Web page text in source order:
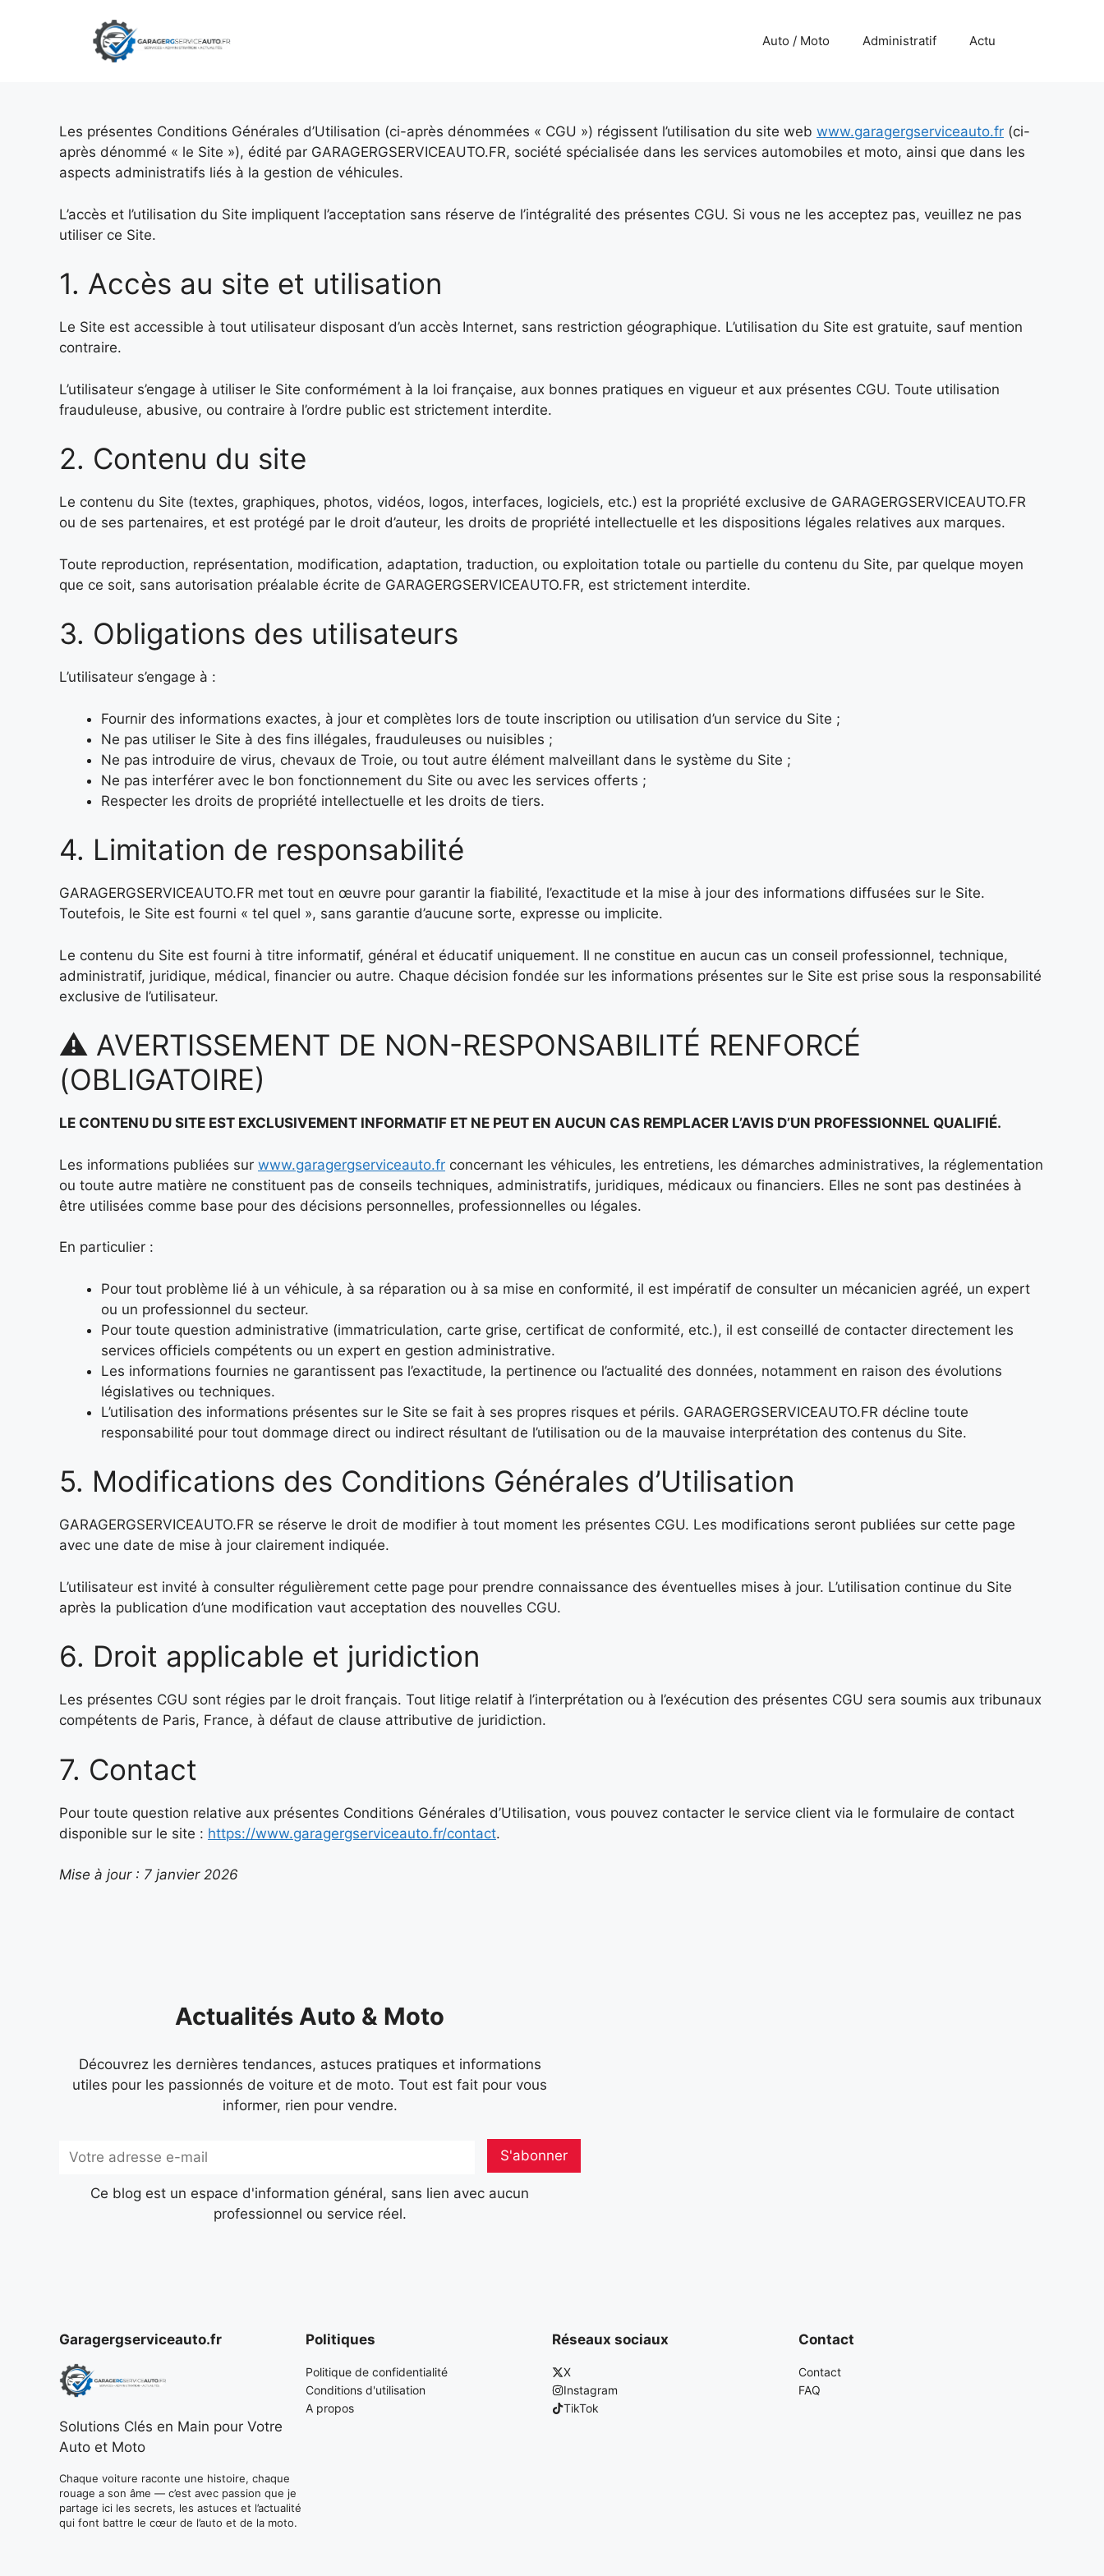
Auto / Moto Administratif Actu
Les présentes Conditions Générales d’Utilisation (ci-après dénommées « CGU ») régissent l’utilisation du site web www.garagergserviceauto.fr (ci-
après dénommé « le Site »), édité par GARAGERGSERVICEAUTO.FR, société spécialisée dans les services automobiles et moto, ainsi que dans les
aspects administratifs liés à la gestion de véhicules.
L’accès et l’utilisation du Site impliquent l’acceptation sans réserve de l’intégralité des présentes CGU. Si vous ne les acceptez pas, veuillez ne pas
utiliser ce Site.
1. Accès au site et utilisation
Le Site est accessible à tout utilisateur disposant d’un accès Internet, sans restriction géographique. L’utilisation du Site est gratuite, sauf mention
contraire.
L’utilisateur s’engage à utiliser le Site conformément à la loi française, aux bonnes pratiques en vigueur et aux présentes CGU. Toute utilisation
frauduleuse, abusive, ou contraire à l’ordre public est strictement interdite.
2. Contenu du site
Le contenu du Site (textes, graphiques, photos, vidéos, logos, interfaces, logiciels, etc.) est la propriété exclusive de GARAGERGSERVICEAUTO.FR
ou de ses partenaires, et est protégé par le droit d’auteur, les droits de propriété intellectuelle et les dispositions légales relatives aux marques.
Toute reproduction, représentation, modification, adaptation, traduction, ou exploitation totale ou partielle du contenu du Site, par quelque moyen
que ce soit, sans autorisation préalable écrite de GARAGERGSERVICEAUTO.FR, est strictement interdite.
3. Obligations des utilisateurs
L’utilisateur s’engage à :
Fournir des informations exactes, à jour et complètes lors de toute inscription ou utilisation d’un service du Site ;
Ne pas utiliser le Site à des fins illégales, frauduleuses ou nuisibles ;
Ne pas introduire de virus, chevaux de Troie, ou tout autre élément malveillant dans le système du Site ;
Ne pas interférer avec le bon fonctionnement du Site ou avec les services offerts ;
Respecter les droits de propriété intellectuelle et les droits de tiers.
4. Limitation de responsabilité
GARAGERGSERVICEAUTO.FR met tout en œuvre pour garantir la fiabilité, l’exactitude et la mise à jour des informations diffusées sur le Site.
Toutefois, le Site est fourni « tel quel », sans garantie d’aucune sorte, expresse ou implicite.
Le contenu du Site est fourni à titre informatif, général et éducatif uniquement. Il ne constitue en aucun cas un conseil professionnel, technique,
administratif, juridique, médical, financier ou autre. Chaque décision fondée sur les informations présentes sur le Site est prise sous la responsabilité
exclusive de l’utilisateur.
⚠️ AVERTISSEMENT DE NON-RESPONSABILITÉ RENFORCÉ
(OBLIGATOIRE)
LE CONTENU DU SITE EST EXCLUSIVEMENT INFORMATIF ET NE PEUT EN AUCUN CAS REMPLACER L’AVIS D’UN PROFESSIONNEL QUALIFIÉ.
Les informations publiées sur www.garagergserviceauto.fr concernant les véhicules, les entretiens, les démarches administratives, la réglementation
ou toute autre matière ne constituent pas de conseils techniques, administratifs, juridiques, médicaux ou financiers. Elles ne sont pas destinées à
être utilisées comme base pour des décisions personnelles, professionnelles ou légales.
En particulier :
Pour tout problème lié à un véhicule, à sa réparation ou à sa mise en conformité, il est impératif de consulter un mécanicien agréé, un expert
ou un professionnel du secteur.
Pour toute question administrative (immatriculation, carte grise, certificat de conformité, etc.), il est conseillé de contacter directement les
services officiels compétents ou un expert en gestion administrative.
Les informations fournies ne garantissent pas l’exactitude, la pertinence ou l’actualité des données, notamment en raison des évolutions
législatives ou techniques.
L’utilisation des informations présentes sur le Site se fait à ses propres risques et périls. GARAGERGSERVICEAUTO.FR décline toute
responsabilité pour tout dommage direct ou indirect résultant de l’utilisation ou de la mauvaise interprétation des contenus du Site.
5. Modifications des Conditions Générales d’Utilisation
GARAGERGSERVICEAUTO.FR se réserve le droit de modifier à tout moment les présentes CGU. Les modifications seront publiées sur cette page
avec une date de mise à jour clairement indiquée.
L’utilisateur est invité à consulter régulièrement cette page pour prendre connaissance des éventuelles mises à jour. L’utilisation continue du Site
après la publication d’une modification vaut acceptation des nouvelles CGU.
6. Droit applicable et juridiction
Les présentes CGU sont régies par le droit français. Tout litige relatif à l’interprétation ou à l’exécution des présentes CGU sera soumis aux tribunaux
compétents de Paris, France, à défaut de clause attributive de juridiction.
7. Contact
Pour toute question relative aux présentes Conditions Générales d’Utilisation, vous pouvez contacter le service client via le formulaire de contact
disponible sur le site : https://www.garagergserviceauto.fr/contact.
Mise à jour : 7 janvier 2026
Actualités Auto & Moto
Découvrez les dernières tendances, astuces pratiques et informations
utiles pour les passionnés de voiture et de moto. Tout est fait pour vous
informer, rien pour vendre.
S'abonner
Ce blog est un espace d'information général, sans lien avec aucun
professionnel ou service réel.
Garagergserviceauto.fr
Solutions Clés en Main pour Votre
Auto et Moto
Chaque voiture raconte une histoire, chaque
rouage a son âme — c’est avec passion que je
partage ici les secrets, les astuces et l’actualité
qui font battre le cœur de l’auto et de la moto.
Politiques
Politique de confidentialité
Conditions d'utilisation
A propos
Réseaux sociaux
X
Instagram
TikTok
Contact
Contact
FAQ